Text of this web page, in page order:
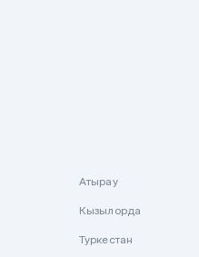
Атырау
Кызылорда
Туркестан